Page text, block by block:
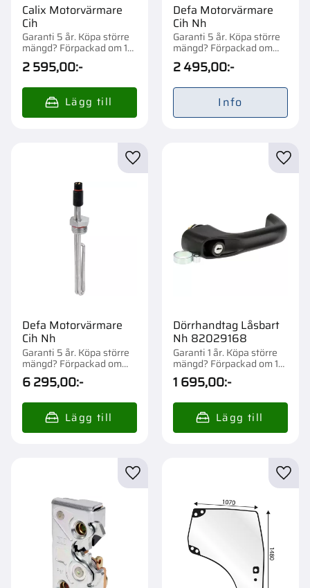
Calix Motorvärmare
Cih
Garanti 5 år. Köpa större
mängd? Förpackad om 1
st.
2 595,00:-
Defa Motorvärmare
Cih Nh
Garanti 5 år. Köpa större
mängd? Förpackad om
1/26 st.
2 495,00:-
Info
Defa Motorvärmare
Cih Nh
Garanti 5 år. Köpa större
mängd? Förpackad om
1/8 st.
6 295,00:-
Lägg till i favoriter
Dörrhandtag Låsbart
Nh 82029168
Garanti 1 år. Köpa större
mängd? Förpackad om 1
st.
1 695,00:-
Lägg till i favoriter